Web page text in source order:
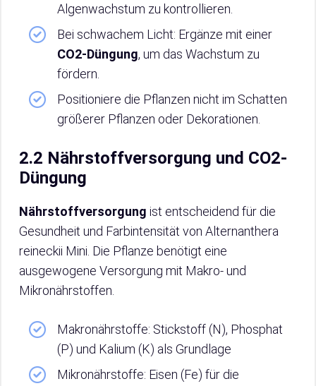
Algenwachstum zu kontrollieren.
Bei schwachem Licht: Ergänze mit einer
CO2-Düngung, um das Wachstum zu
fördern.
Positioniere die Pflanzen nicht im Schatten
größerer Pflanzen oder Dekorationen.
2.2 Nährstoffversorgung und CO2-
Düngung
Nährstoffversorgung ist entscheidend für die
Gesundheit und Farbintensität von Alternanthera
reineckii Mini. Die Pflanze benötigt eine
ausgewogene Versorgung mit Makro- und
Mikronährstoffen.
Makronährstoffe: Stickstoff (N), Phosphat
(P) und Kalium (K) als Grundlage
Mikronährstoffe: Eisen (Fe) für die